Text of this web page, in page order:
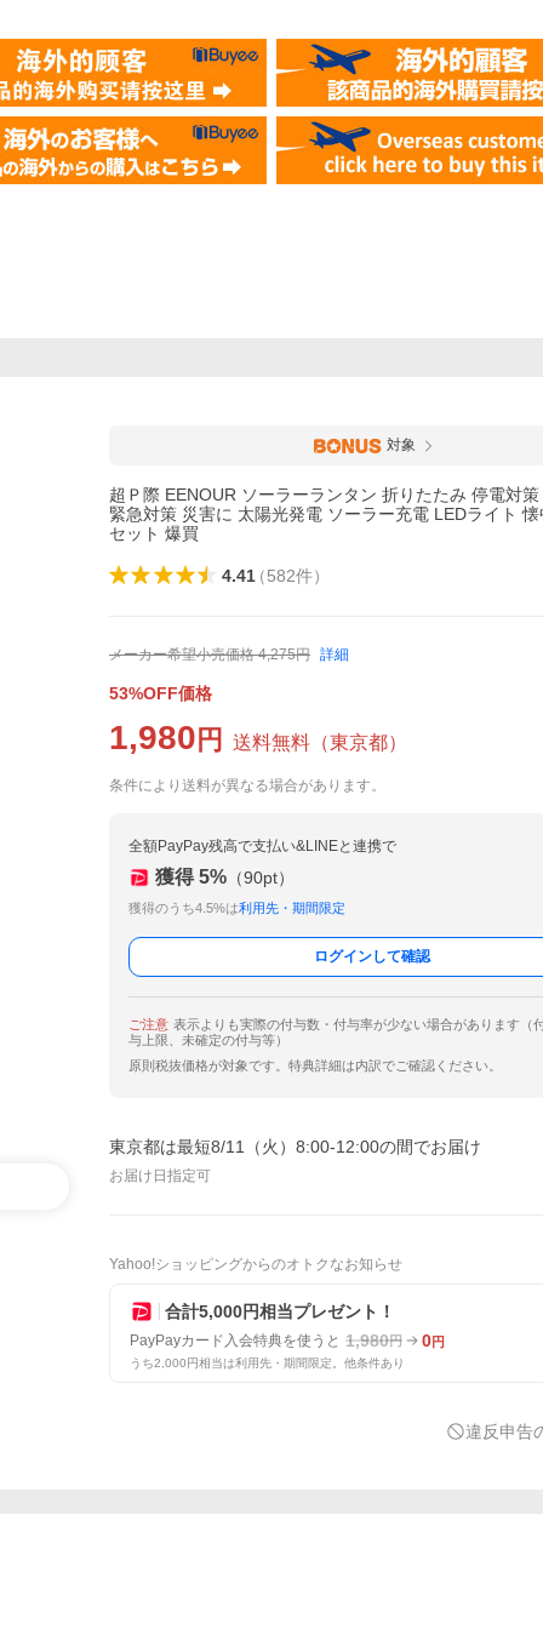
対象
超Ｐ際 EENOUR ソーラーランタン 折りたたみ 停電対
緊急対策 災害に 太陽光発電 ソーラー充電 LEDライト
セット 爆買
4.41（582件）
メーカー希望小売価格 4,275円 詳細
53%OFF価格
1,980 円 送料無料 （東京都）
条件により送料が異なる場合があります。
全額PayPay残高で支払い&LINEと連携で
獲得 5% （90pt）
獲得のうち4.5%は利用先・期間限定
ログインして確認
ご注意 表示よりも実際の付与数・付与率が少ない場合があります（
与上限、未確定の付与等）
原則税抜価格が対象です。特典詳細は内訳でご確認ください。
東京都は最短8/11（火）8:00-12:00の間でお届け
お届け日指定可
Yahoo!ショッピングからのオトクなお知らせ
合計5,000円相当プレゼント！
PayPayカード入会特典を使うと 1,980円 0円
うち2,000円相当は利用先・期間限定。他条件あり
違反申告